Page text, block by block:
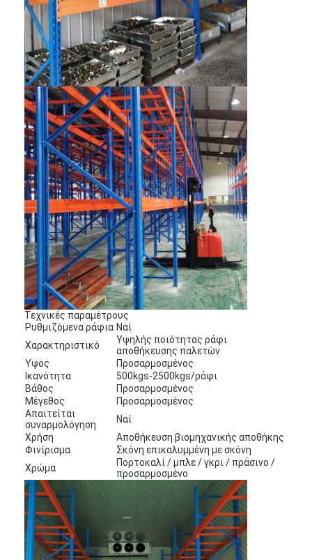
αλουμινένιες παλέτες
κιβώτιο παλετών μετάλλων
Κλουβιά από συρματόπλεγμα
Τεχνικές παραμέτρους
Ρυθμιζόμενα ράφια Ναί
Χαρακτηριστικό
Υψηλής ποιότητας ράφι
αποθήκευσης παλετών
Υψος
Προσαρμοσμένος
Ικανότητα
500kgs-2500kgs/ράφι
Βάθος
Προσαρμοσμένος
Μέγεθος
Προσαρμοσμένος
Απαιτείται
συναρμολόγηση
Ναί
Χρήση
Αποθήκευση βιομηχανικής αποθήκης
Φινίρισμα
Σκόνη επικαλυμμένη με σκόνη
Χρώμα
Πορτοκαλί / μπλε / γκρι / πράσινο /
προσαρμοσμένο